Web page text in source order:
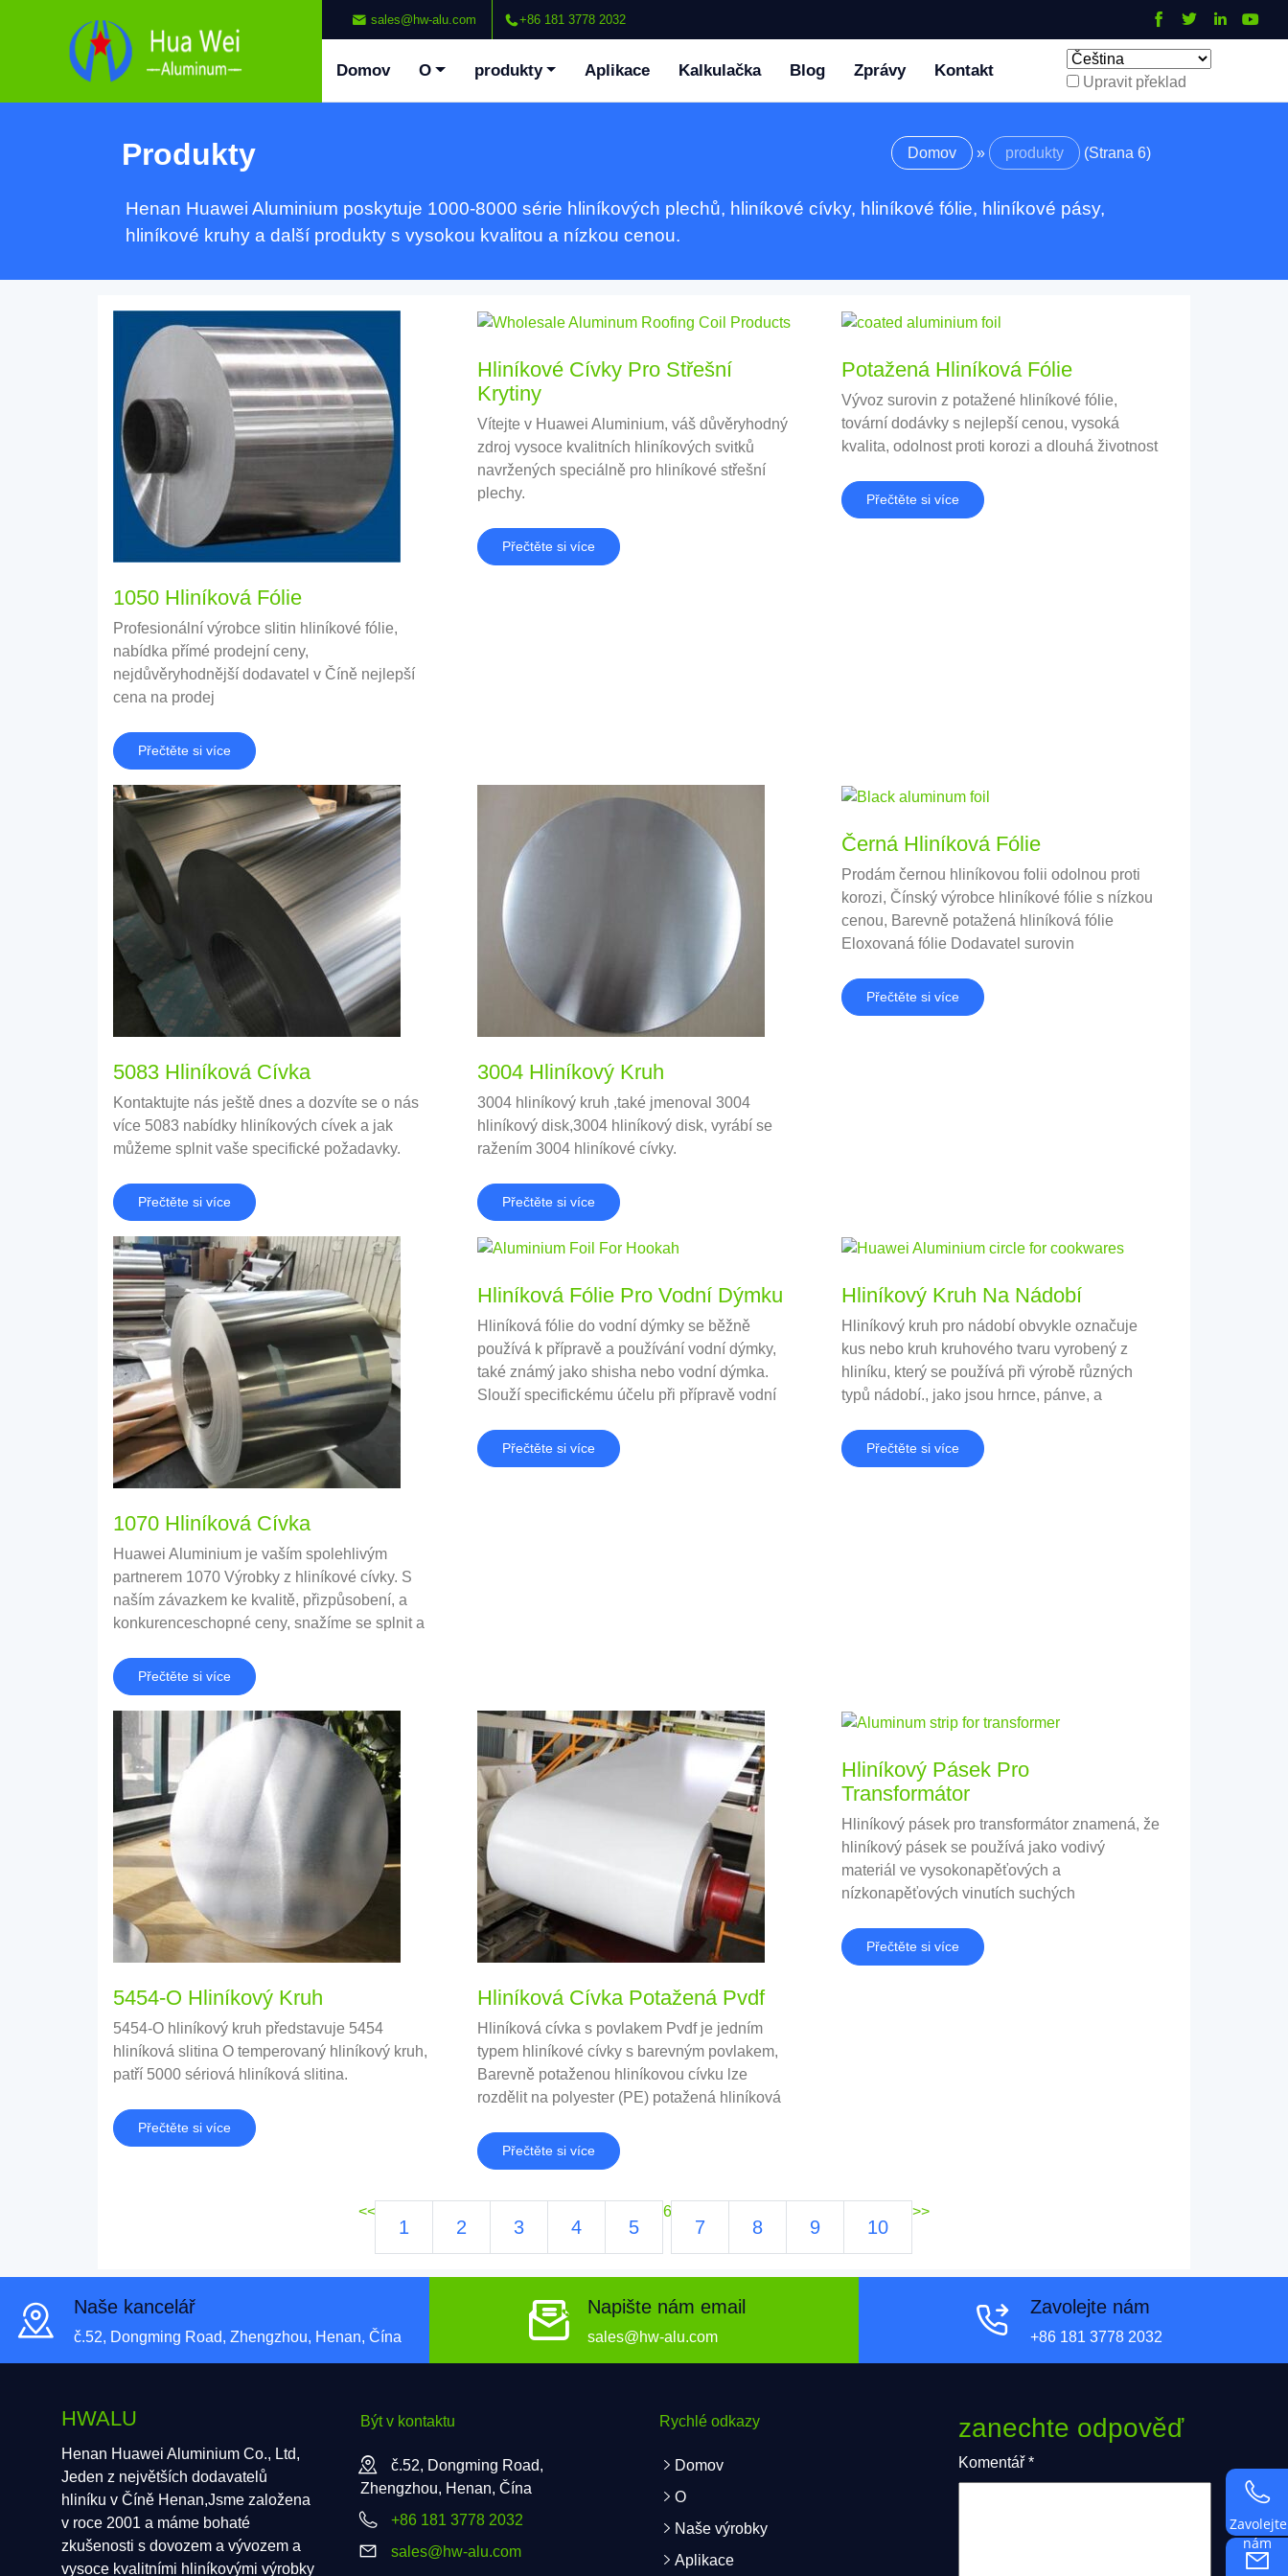
sales@hw-alu.com +86 181 3778 2032
Domov O produkty Aplikace Kalkulačka Blog Zprávy Kontakt
Upravit překlad
Produkty Domov » produkty (Strana 6)
Henan Huawei Aluminium poskytuje 1000-8000 série hliníkových plechů, hliníkové cívky, hliníkové fólie, hliníkové pásy,
hliníkové kruhy a další produkty s vysokou kvalitou a nízkou cenou.
1050 Hliníková Fólie
Profesionální výrobce slitin hliníkové fólie,
nabídka přímé prodejní ceny,
nejdůvěryhodnější dodavatel v Číně nejlepší
cena na prodej
Přečtěte si více
Hliníkové Cívky Pro Střešní
Krytiny
Vítejte v Huawei Aluminium, váš důvěryhodný
zdroj vysoce kvalitních hliníkových svitků
navržených speciálně pro hliníkové střešní
plechy.
Přečtěte si více
Potažená Hliníková Fólie
Vývoz surovin z potažené hliníkové fólie,
tovární dodávky s nejlepší cenou, vysoká
kvalita, odolnost proti korozi a dlouhá životnost
Přečtěte si více
5083 Hliníková Cívka
Kontaktujte nás ještě dnes a dozvíte se o nás
více 5083 nabídky hliníkových cívek a jak
můžeme splnit vaše specifické požadavky.
Přečtěte si více
3004 Hliníkový Kruh
3004 hliníkový kruh ,také jmenoval 3004
hliníkový disk,3004 hliníkový disk, vyrábí se
ražením 3004 hliníkové cívky.
Přečtěte si více
Černá Hliníková Fólie
Prodám černou hliníkovou folii odolnou proti
korozi, Čínský výrobce hliníkové fólie s nízkou
cenou, Barevně potažená hliníková fólie
Eloxovaná fólie Dodavatel surovin
Přečtěte si více
1070 Hliníková Cívka
Huawei Aluminium je vaším spolehlivým
partnerem 1070 Výrobky z hliníkové cívky. S
naším závazkem ke kvalitě, přizpůsobení, a
konkurenceschopné ceny, snažíme se splnit a
Přečtěte si více
Hliníková Fólie Pro Vodní Dýmku
Hliníková fólie do vodní dýmky se běžně
používá k přípravě a používání vodní dýmky,
také známý jako shisha nebo vodní dýmka.
Slouží specifickému účelu při přípravě vodní
uhlí a tabáku.
Přečtěte si více
Hliníkový Kruh Na Nádobí
Hliníkový kruh pro nádobí obvykle označuje
kus nebo kruh kruhového tvaru vyrobený z
hliníku, který se používá při výrobě různých
typů nádobí., jako jsou hrnce, pánve, a
Přečtěte si více
5454-O Hliníkový Kruh
5454-O hliníkový kruh představuje 5454
hliníková slitina O temperovaný hliníkový kruh,
patří 5000 sériová hliníková slitina.
Přečtěte si více
Hliníková Cívka Potažená Pvdf
Hliníková cívka s povlakem Pvdf je jedním
typem hliníkové cívky s barevným povlakem,
Barevně potaženou hliníkovou cívku lze
rozdělit na polyester (PE) potažená hliníková
cívka a hliníková cívka potažená epoxidovým
válečkem.
Přečtěte si více
Hliníkový Pásek Pro
Transformátor
Hliníkový pásek pro transformátor znamená, že
hliníkový pásek se používá jako vodivý
materiál ve vysokonapěťových a
nízkonapěťových vinutích suchých
oleje.Přečtěte si více
<<
1 2 3 4 5
6
7 8 9 10
>>
Naše kancelář
č.52, Dongming Road, Zhengzhou, Henan, Čína
Napište nám email
sales@hw-alu.com
Zavolejte nám
+86 181 3778 2032
HWALU
Henan Huawei Aluminium Co., Ltd,
Jeden z největších dodavatelů
hliníku v Číně Henan,Jsme založena
v roce 2001 a máme bohaté
zkušenosti s dovozem a vývozem a
vysoce kvalitními hliníkovými výrobky
Být v kontaktu
č.52, Dongming Road,
Zhengzhou, Henan, Čína
+86 181 3778 2032
sales@hw-alu.com
Rychlé odkazy
Domov
O
Naše výrobky
Aplikace
zanechte odpověď
Komentář *
Zavolejte
nám